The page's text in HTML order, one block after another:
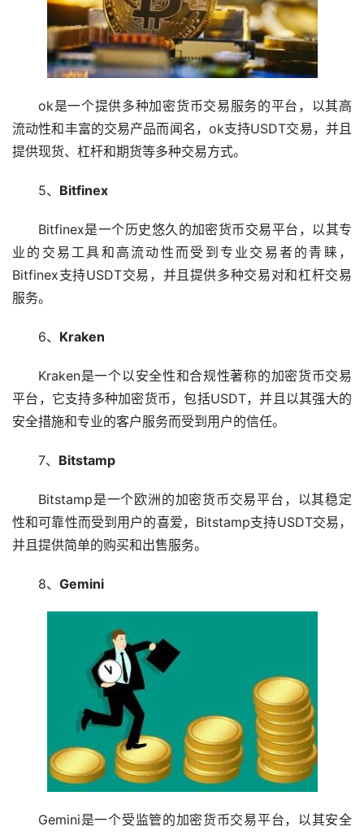
ok是一个提供多种加密货币交易服务的平台，以其高
流动性和丰富的交易产品而闻名，ok支持USDT交易，并且
提供现货、杠杆和期货等多种交易方式。
5、 Bitfinex
Bitfinex是一个历史悠久的加密货币交易平台，以其专
业的交易工具和高流动性而受到专业交易者的青睐，
Bitfinex支持USDT交易，并且提供多种交易对和杠杆交易
服务。
6、 Kraken
Kraken是一个以安全性和合规性著称的加密货币交易
平台，它支持多种加密货币，包括USDT，并且以其强大的
安全措施和专业的客户服务而受到用户的信任。
7、 Bitstamp
Bitstamp是一个欧洲的加密货币交易平台，以其稳定
性和可靠性而受到用户的喜爱，Bitstamp支持USDT交易，
并且提供简单的购买和出售服务。
8、 Gemini
Gemini是一个受监管的加密货币交易平台，以其安全